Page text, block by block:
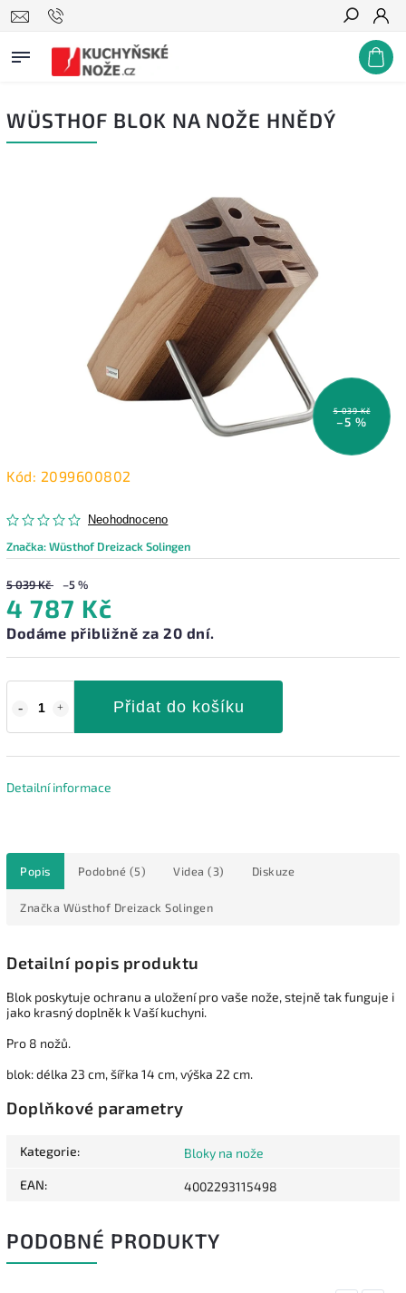
Hledat
WÜSTHOF BLOK NA NOŽE HNĚDÝ
5 039 Kč
–5 %
Kód: 2099600802
Neohodnoceno
Značka:Wüsthof Dreizack Solingen
5 039 Kč –5 %
4 787 Kč
Dodáme přibližně za 20 dní.
Přidat do košíku
Detailní informace
Popis Podobné (5) Videa (3) Diskuze
Značka Wüsthof Dreizack Solingen
Detailní popis produktu
Blok poskytuje ochranu a uložení pro vaše nože, stejně tak funguje i
jako krasný doplněk k Vaší kuchyni.
Pro 8 nožů.
blok: délka 23 cm, šířka 14 cm, výška 22 cm.
Doplňkové parametry
Kategorie: Bloky na nože
EAN: 4002293115498
PODOBNÉ PRODUKTY